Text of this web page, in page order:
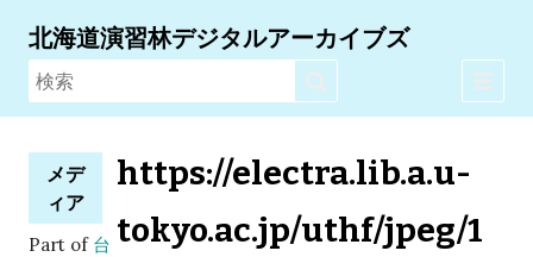
北海道演習林デジタルアーカイブズ
https://electra.lib.a.u-
tokyo.ac.jp/uthf/jpeg/1
メデ
ィア
Part of 台